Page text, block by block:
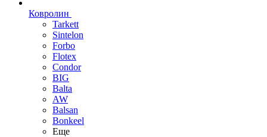
Ковролин
Tarkett
Sintelon
Forbo
Flotex
Condor
BIG
Balta
AW
Balsan
Bonkeel
Еще